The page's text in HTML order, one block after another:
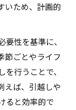
いため、計画的
性を基準に、
節ごとやライフ
行うことで、
えば、引越しや
ると効率的で